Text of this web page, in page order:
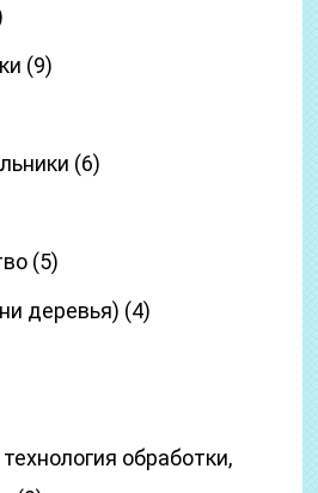
(9)
(6)
(5)
деревья) (4)
обработки,